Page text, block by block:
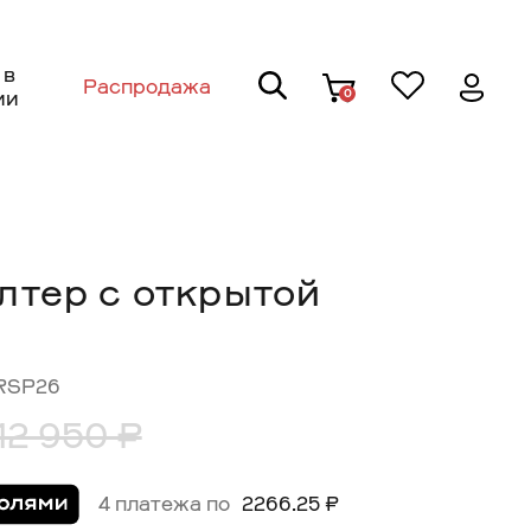
Распродажа 0
с открытой
950 ₽
4 платежа по 2266.25 ₽